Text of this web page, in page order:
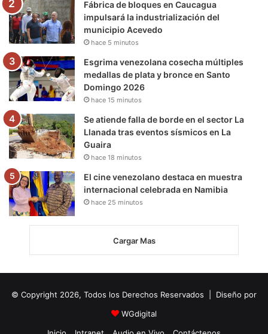
m
Fábrica de bloques en Caucagua
impulsará la industrialización del
municipio Acevedo
hace 5 minutos
Esgrima venezolana cosecha múltiples
medallas de plata y bronce en Santo
Domingo 2026
hace 15 minutos
Se atiende falla de borde en el sector La
Llanada tras eventos sísmicos en La
Guaira
hace 18 minutos
El cine venezolano destaca en muestra
internacional celebrada en Namibia
hace 25 minutos
Cargar Mas
© Copyright 2026, Todos los Derechos Reservados | Diseño por
WGdigital